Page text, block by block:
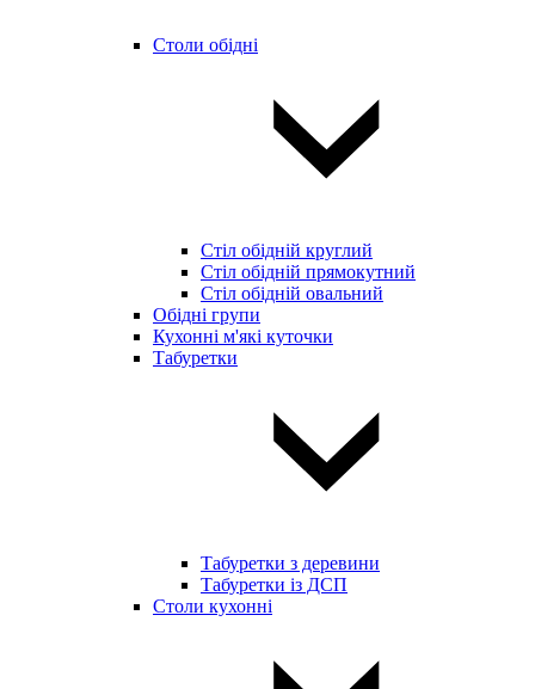
Столи обідні
Стіл обідній круглий
Стіл обідній прямокутний
Стіл обідній овальний
Обідні групи
Кухонні м'які куточки
Табуретки
Табуретки з деревини
Табуретки із ДСП
Столи кухонні